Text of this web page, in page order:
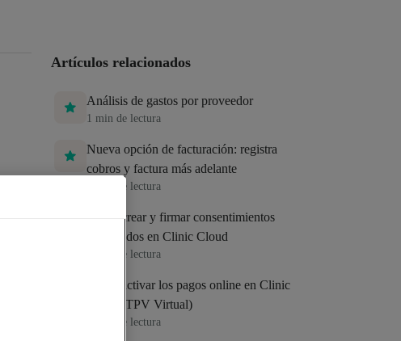
Artículos relacionados
Análisis de gastos por proveedor
1 min de lectura
Nueva opción de facturación: registra
cobros y factura más adelante
min de lectura
Cómo crear y firmar consentimientos
informados en Clinic Cloud
min de lectura
Cómo activar los pagos online en Clinic
Cloud (TPV Virtual)
min de lectura